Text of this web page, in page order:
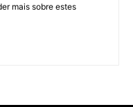
mais sobre estes